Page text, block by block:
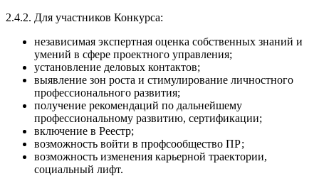
2.4.2. Для участников Конкурса:
независимая экспертная оценка собственных знаний и
умений в сфере проектного управления;
установление деловых контактов;
выявление зон роста и стимулирование личностного
профессионального развития;
получение рекомендаций по дальнейшему
профессиональному развитию, сертификации;
включение в Реестр;
возможность войти в профсообщество ПР;
возможность изменения карьерной траектории,
социальный лифт.